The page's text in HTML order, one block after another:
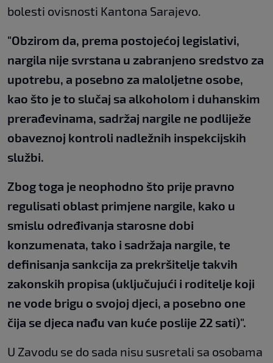
bolesti ovisnosti Kantona Sarajevo.
"Obzirom da, prema postojećoj legislativi,
nargila nije svrstana u zabranjeno sredstvo za
upotrebu, a posebno za maloljetne osobe,
kao što je to slučaj sa alkoholom i duhanskim
prerađevinama, sadržaj nargile ne podliježe
obaveznoj kontroli nadležnih inspekcijskih
službi.
Zbog toga je neophodno što prije pravno
regulisati oblast primjene nargile, kako u
smislu određivanja starosne dobi
konzumenata, tako i sadržaja nargile, te
definisanja sankcija za prekršitelje takvih
zakonskih propisa (uključujući i roditelje koji
ne vode brigu o svojoj djeci, a posebno one
čija se djeca nađu van kuće poslije 22 sati)".
U Zavodu se do sada nisu susretali sa osobama